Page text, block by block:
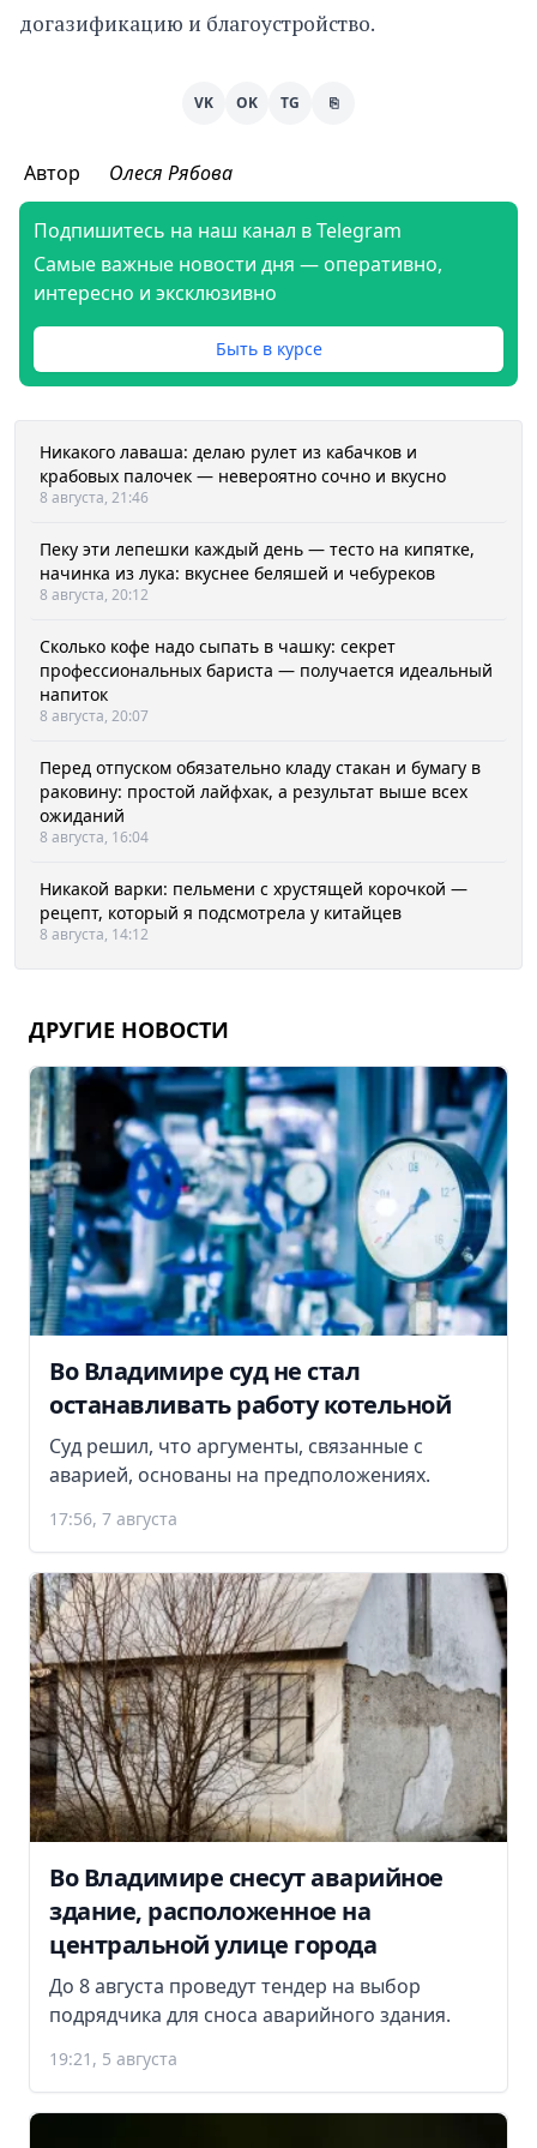
догазификацию и благоустройство.
VK OK TG ⎘
Автор Олеся Рябова
Подпишитесь на наш канал в Telegram
Самые важные новости дня — оперативно,
интересно и эксклюзивно
Быть в курсе
Никакого лаваша: делаю рулет из кабачков и
крабовых палочек — невероятно сочно и вкусно
8 августа, 21:46
Пеку эти лепешки каждый день — тесто на кипятке,
начинка из лука: вкуснее беляшей и чебуреков
8 августа, 20:12
Сколько кофе надо сыпать в чашку: секрет
профессиональных бариста — получается идеальный
напиток
8 августа, 20:07
Перед отпуском обязательно кладу стакан и бумагу в
раковину: простой лайфхак, а результат выше всех
ожиданий
8 августа, 16:04
Никакой варки: пельмени с хрустящей корочкой —
рецепт, который я подсмотрела у китайцев
8 августа, 14:12
ДРУГИЕ НОВОСТИ
Во Владимире суд не стал
останавливать работу котельной
Суд решил, что аргументы, связанные с
аварией, основаны на предположениях.
17:56, 7 августа
Во Владимире снесут аварийное
здание, расположенное на
центральной улице города
До 8 августа проведут тендер на выбор
подрядчика для сноса аварийного здания.
19:21, 5 августа